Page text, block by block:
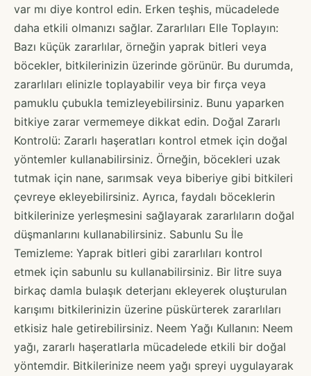
var mı diye kontrol edin. Erken teşhis, mücadelede
daha etkili olmanızı sağlar. Zararlıları Elle Toplayın:
Bazı küçük zararlılar, örneğin yaprak bitleri veya
böcekler, bitkilerinizin üzerinde görünür. Bu durumda,
zararlıları elinizle toplayabilir veya bir fırça veya
pamuklu çubukla temizleyebilirsiniz. Bunu yaparken
bitkiye zarar vermemeye dikkat edin. Doğal Zararlı
Kontrolü: Zararlı haşeratları kontrol etmek için doğal
yöntemler kullanabilirsiniz. Örneğin, böcekleri uzak
tutmak için nane, sarımsak veya biberiye gibi bitkileri
çevreye ekleyebilirsiniz. Ayrıca, faydalı böceklerin
bitkilerinize yerleşmesini sağlayarak zararlıların doğal
düşmanlarını kullanabilirsiniz. Sabunlu Su İle
Temizleme: Yaprak bitleri gibi zararlıları kontrol
etmek için sabunlu su kullanabilirsiniz. Bir litre suya
birkaç damla bulaşık deterjanı ekleyerek oluşturulan
karışımı bitkilerinizin üzerine püskürterek zararlıları
etkisiz hale getirebilirsiniz. Neem Yağı Kullanın: Neem
yağı, zararlı haşeratlarla mücadelede etkili bir doğal
yöntemdir. Bitkilerinize neem yağı spreyi uygulayarak